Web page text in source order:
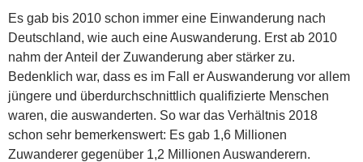
Es gab bis 2010 schon immer eine Einwanderung nach
Deutschland, wie auch eine Auswanderung. Erst ab 2010
nahm der Anteil der Zuwanderung aber stärker zu.
Bedenklich war, dass es im Fall er Auswanderung vor allem
jüngere und überdurchschnittlich qualifizierte Menschen
waren, die auswanderten. So war das Verhältnis 2018
schon sehr bemerkenswert: Es gab 1,6 Millionen
Zuwanderer gegenüber 1,2 Millionen Auswanderern.